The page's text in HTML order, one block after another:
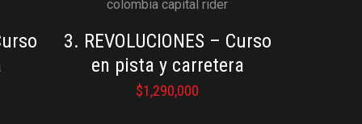
3. REVOLUCIONES – Curso
en pista y carretera
$1,290,000